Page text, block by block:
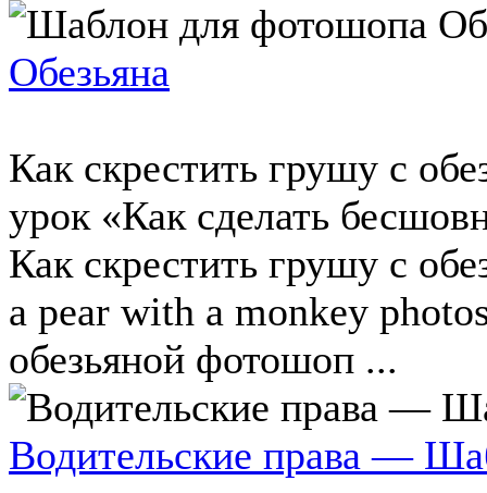
Обезьяна
Как скрестить грушу с
урок «Как сделать
Как скрестить грушу с
a pear with a monkey
обезьяной фотошоп ...
Водительские права —